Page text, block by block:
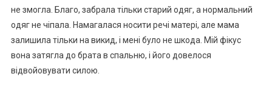
не змогла. Благо, забрала тільки старий одяг, а нормальний
одяг не чіпала. Намагалася носити речі матері, але мама
залишила тільки на викид, і мені було не шкода. Мій фікус
вона затягла до брата в спальню, і його довелося
відвойовувати силою.